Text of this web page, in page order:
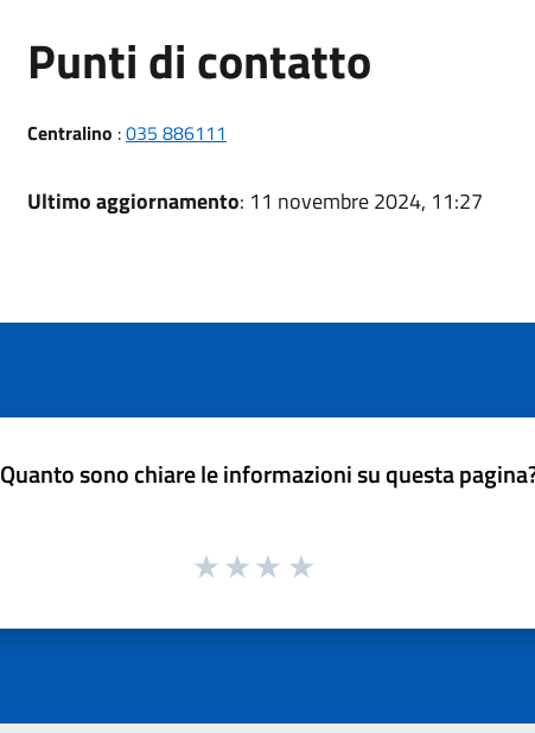
Punti di contatto
Centralino :035 886111
Ultimo aggiornamento: 11 novembre 2024, 11:27
Quanto sono chiare le informazioni su questa